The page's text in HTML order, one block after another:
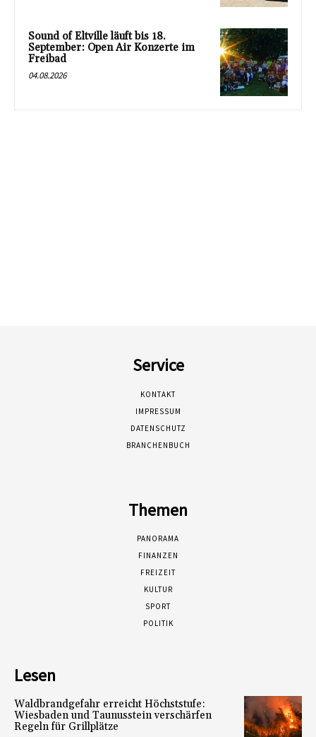
Sound of Eltville läuft bis 18.
September: Open Air Konzerte im
Freibad
04.08.2026
Service
KONTAKT
IMPRESSUM
DATENSCHUTZ
BRANCHENBUCH
Themen
PANORAMA
FINANZEN
FREIZEIT
KULTUR
SPORT
POLITIK
Lesen
Waldbrandgefahr erreicht Höchststufe:
Wiesbaden und Taunusstein verschärfen
Regeln für Grillplätze